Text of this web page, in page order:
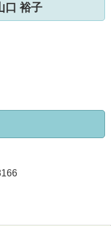
口 裕子